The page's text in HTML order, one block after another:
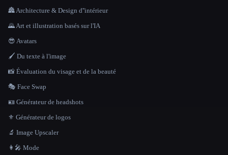
🏯 Architecture & Design d''intérieur
🌄 Art et illustration basés sur l'IA
😎 Avatars
🖌️ Du texte à l'image
📸 Évaluation du visage et de la beauté
🎭 Face Swap
🪪 Générateur de headshots
⚜️ Générateur de logos
🔬 Image Upscaler
👩‍🎤 Mode